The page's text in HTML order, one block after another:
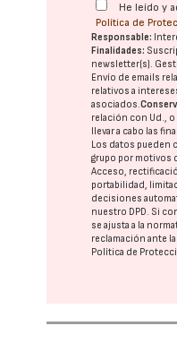
He leído y
Política de
Responsable:
Finalidades:
newsletter(s).
Envío de emails
relativos a
asociados.
relación con Ud., o
llevar a cabo las
Los datos pueden
grupo por motivos
Acceso,
portabilidad,
decisiones
nuestro DPD. Si
se ajusta a la
reclamación ante
Política de